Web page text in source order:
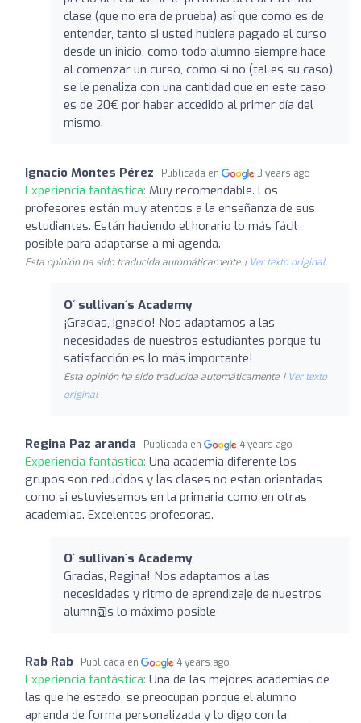
clase (que no era de prueba) así que como es de
entender, tanto si usted hubiera pagado el curso
desde un inicio, como todo alumno siempre hace
al comenzar un curso, como si no (tal es su caso),
se le penaliza con una cantidad que en este caso
es de 20€ por haber accedido al primer día del
mismo.
Ignacio Montes Pérez Publicada en 3 years ago
Experiencia fantástica: Muy recomendable. Los
profesores están muy atentos a la enseñanza de sus
estudiantes. Están haciendo el horario lo más fácil
posible para adaptarse a mi agenda.
Esta opinión ha sido traducida automáticamente. | Ver texto original
O´ sullivan´s Academy
¡Gracias, Ignacio! Nos adaptamos a las
necesidades de nuestros estudiantes porque tu
satisfacción es lo más importante!
Esta opinión ha sido traducida automáticamente. | Ver texto
original
Regina Paz aranda Publicada en 4 years ago
Experiencia fantástica: Una academia diferente los
grupos son reducidos y las clases no estan orientadas
como si estuviesemos en la primaria como en otras
academias. Excelentes profesoras.
O´ sullivan´s Academy
Gracias, Regina! Nos adaptamos a las
necesidades y ritmo de aprendizaje de nuestros
alumn@s lo máximo posible
Rab Rab Publicada en 4 years ago
Experiencia fantástica: Una de las mejores academias de
las que he estado, se preocupan porque el alumno
aprenda de forma personalizada y lo digo con la